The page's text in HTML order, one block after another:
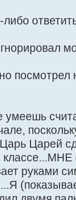
посмотрел
Царей
классе...МНЕ
руками